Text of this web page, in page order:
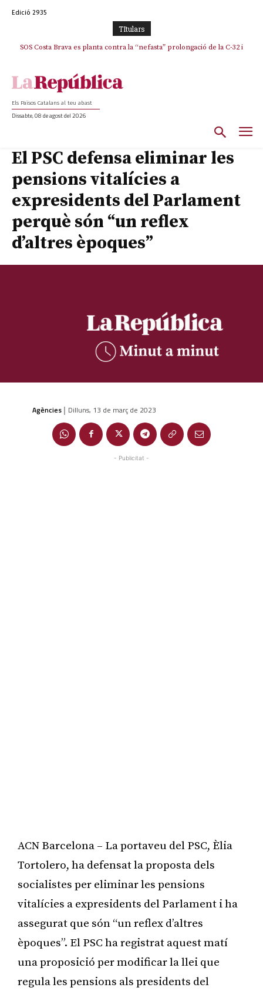
Edició 2935
TItulars
SOS Costa Brava es planta contra la “nefasta” prolongació de la C-32 i
Els Països Catalans al teu abast
Dissabte, 08 de agost del 2026
El PSC defensa eliminar les
pensions vitalícies a
expresidents del Parlament
perquè són “un reflex
d’altres èpoques”
Agències | Dilluns, 13 de març de 2023
- Publicitat -
ACN Barcelona – La portaveu del PSC, Èlia
Tortolero, ha defensat la proposta dels
socialistes per eliminar les pensions
vitalícies a expresidents del Parlament i ha
assegurat que són “un reflex d’altres
èpoques”. El PSC ha registrat aquest matí
una proposició per modificar la llei que
regula les pensions als presidents del